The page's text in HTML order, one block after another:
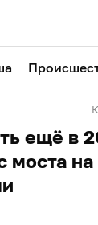
ещё в
моста